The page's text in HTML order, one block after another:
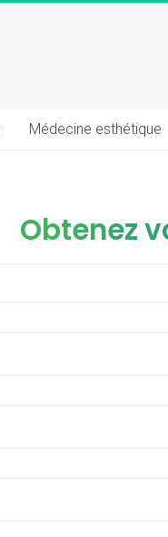
Médecine esthétique
Obtenez